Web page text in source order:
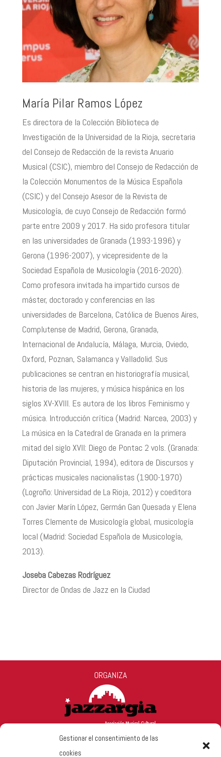
Gestionar el consentimiento de las
cookies
María Pilar Ramos López
Es directora de la Colección Biblioteca de
Investigación de la Universidad de la Rioja, secretaria
del Consejo de Redacción de la revista Anuario
Musical (CSIC), miembro del Consejo de Redacción de
la Colección Monumentos de la Música Española
(CSIC) y del Consejo Asesor de la Revista de
Musicología, de cuyo Consejo de Redacción formó
parte entre 2009 y 2017. Ha sido profesora titular
en las universidades de Granada (1993-1996) y
Gerona (1996-2007), y vicepresidente de la
Sociedad Española de Musicología (2016-2020).
Como profesora invitada ha impartido cursos de
máster, doctorado y conferencias en las
universidades de Barcelona, Católica de Buenos Aires,
Complutense de Madrid, Gerona, Granada,
Internacional de Andalucía, Málaga, Murcia, Oviedo,
Oxford, Poznan, Salamanca y Valladolid. Sus
publicaciones se centran en historiografía musical,
historia de las mujeres, y música hispánica en los
siglos XV-XVIII. Es autora de los libros Feminismo y
música. Introducción crítica (Madrid: Narcea, 2003) y
La música en la Catedral de Granada en la primera
mitad del siglo XVII: Diego de Pontac 2 vols. (Granada:
Diputación Provincial, 1994), editora de Discursos y
prácticas musicales nacionalistas (1900-1970)
(Logroño: Universidad de La Rioja, 2012) y coeditora
con Javier Marín López, Germán Gan Quesada y Elena
Torres Clemente de Musicología global, musicología
local (Madrid: Sociedad Española de Musicología,
2013).
Joseba Cabezas Rodríguez
Director de Ondas de Jazz en la Ciudad
ORGANIZA